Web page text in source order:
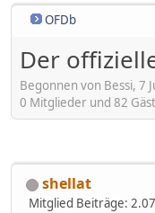
OFDb
Der
Begonnen von Bessi, 7
0 Mitglieder und 82
shellat
Mitglied Beiträge: